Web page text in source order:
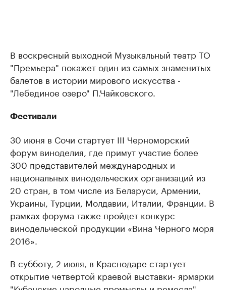
В воскресный выходной Музыкальный театр ТО
"Премьера" покажет один из самых знаменитых
балетов в истории мирового искусства -
"Лебединое озеро" П.Чайковского.
Фестивали
30 июня в Сочи стартует III Черноморский
форум виноделия, где примут участие более
300 представителей международных и
национальных винодельческих организаций из
20 стран, в том числе из Беларуси, Армении,
Украины, Турции, Молдавии, Италии, Франции. В
рамках форума также пройдет конкурс
винодельческой продукции «Вина Черного моря
2016».
В субботу, 2 июля, в Краснодаре стартует
открытие четвертой краевой выставки- ярмарки